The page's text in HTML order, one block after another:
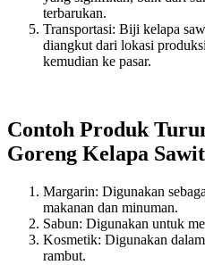
terbarukan.
Transportasi: Biji kelapa
diangkut dari lokasi
kemudian ke pasar.
Contoh Produk
Goreng Kelapa Sawit
Margarin: Digunakan
makanan dan minuman.
Sabun: Digunakan untuk
Kosmetik: Digunakan
rambut.